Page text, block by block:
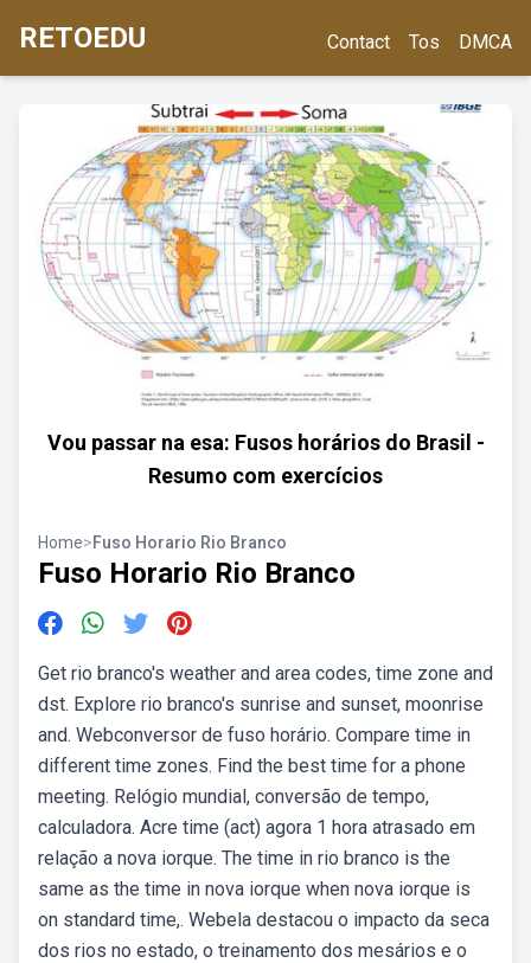
RETOEDU Contact Tos DMCA
Vou passar na esa: Fusos horários do Brasil -
Resumo com exercícios
Home>Fuso Horario Rio Branco
Fuso Horario Rio Branco
Get rio branco's weather and area codes, time zone and
dst. Explore rio branco's sunrise and sunset, moonrise
and. Webconversor de fuso horário. Compare time in
different time zones. Find the best time for a phone
meeting. Relógio mundial, conversão de tempo,
calculadora. Acre time (act) agora 1 hora atrasado em
relação a nova iorque. The time in rio branco is the
same as the time in nova iorque when nova iorque is
on standard time,. Webela destacou o impacto da seca
dos rios no estado, o treinamento dos mesários e o